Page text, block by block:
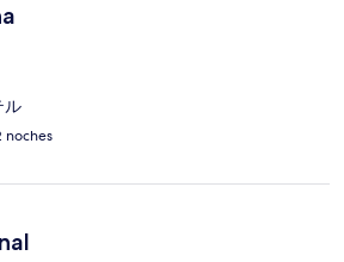
ル
noches